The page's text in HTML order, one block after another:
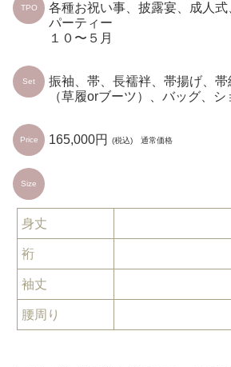
TPO
各種お祝い事、披露宴、成人式
パーティー
１０〜５月
Set
振袖、帯、長襦袢、帯揚げ、
（草履orブーツ）、バッグ、シ
Price 165,000円 (税込) 通常価格
Size
身丈
裄
袖丈
腰周り